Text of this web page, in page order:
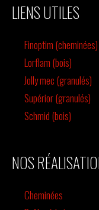
LIENS UTILES
Finoptim (cheminées)
Lorflam (bois)
Jolly mec (granulés)
Supérior (granulés)
Schmid (bois)
NOS
Cheminées